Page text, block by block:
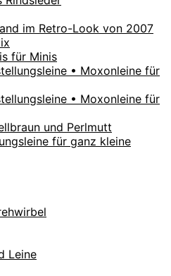
im Retro-Look von 2007
für Minis
• Moxonleine für
• Moxonleine für
und Perlmutt
für ganz kleine
Leine